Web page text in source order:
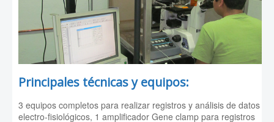
Principales técnicas y equipos:
3 equipos completos para realizar registros y análisis de datos
electro-fisiológicos, 1 amplificador Gene clamp para registros